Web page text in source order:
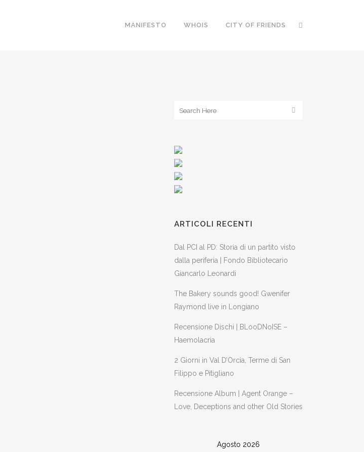
MANIFESTO WHOIS CITY OF FRIENDS
ARTICOLI RECENTI
Dal PCI al PD: Storia di un partito visto
dalla periferia | Fondo Bibliotecario
Giancarlo Leonardi
The Bakery sounds good! Gwenifer
Raymond live in Longiano
Recensione Dischi | BLooDNoISE –
Haemolacria
2 Giorni in Val D’Orcia, Terme di San
Filippo e Pitigliano
Recensione Album | Agent Orange –
Love, Deceptions and other Old Stories
Agosto 2026